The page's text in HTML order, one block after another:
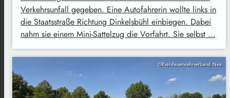
Verkehrsunfall gegeben. Eine Autofahrerin wollte links in
die Staatsstraße Richtung Dinkelsbühl einbiegen. Dabei
nahm sie einem Mini-Sattelzug die Vorfahrt. Sie selbst …
©Kreisfeuerwehrverband Nea